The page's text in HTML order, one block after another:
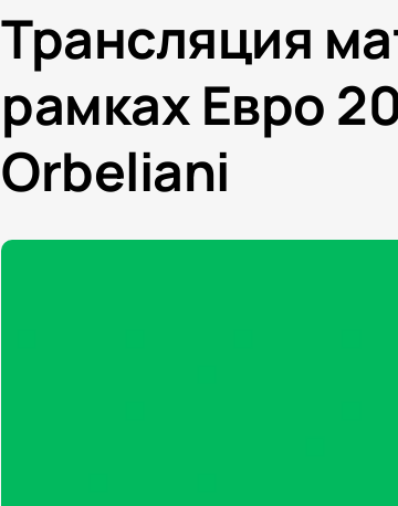
Трансляция
рамках Евро
Orbeliani